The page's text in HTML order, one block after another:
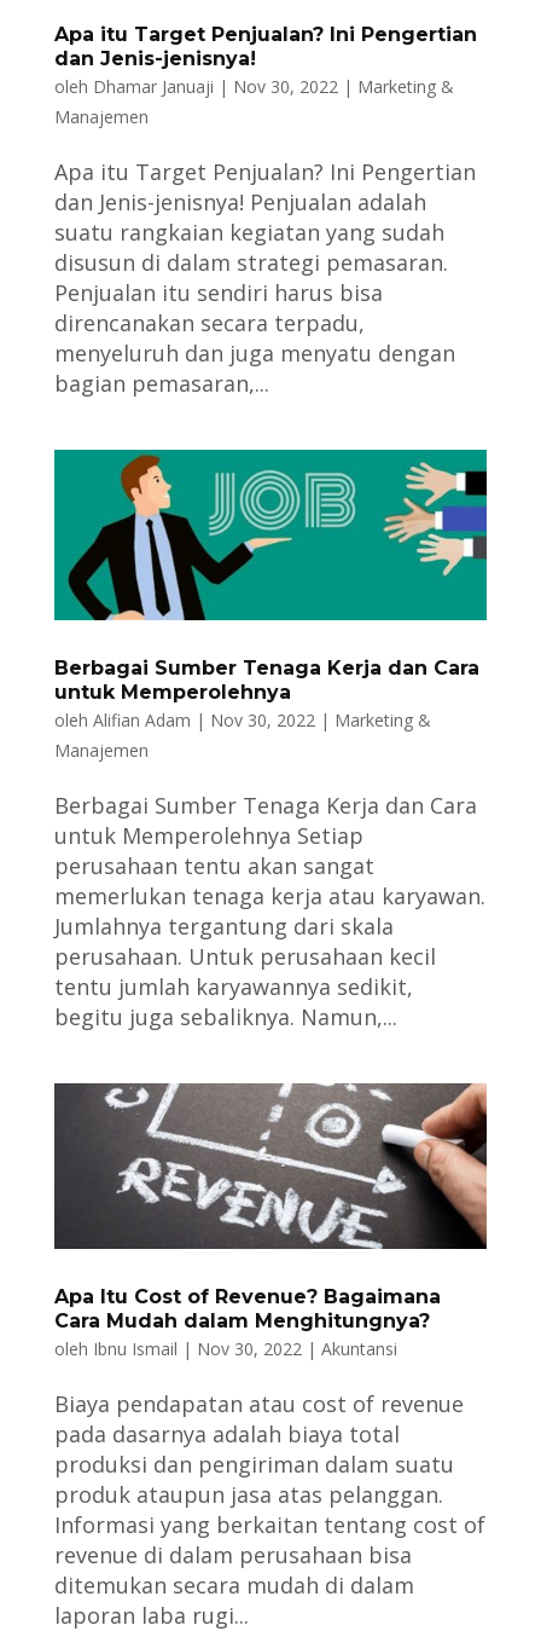
Apa itu Target Penjualan? Ini Pengertian
dan Jenis-jenisnya!
oleh Dhamar Januaji | Nov 30, 2022| Marketing &
Manajemen
Apa itu Target Penjualan? Ini Pengertian
dan Jenis-jenisnya! Penjualan adalah
suatu rangkaian kegiatan yang sudah
disusun di dalam strategi pemasaran.
Penjualan itu sendiri harus bisa
direncanakan secara terpadu,
menyeluruh dan juga menyatu dengan
bagian pemasaran,...
Berbagai Sumber Tenaga Kerja dan Cara
untuk Memperolehnya
oleh Alifian Adam | Nov 30, 2022| Marketing &
Manajemen
Berbagai Sumber Tenaga Kerja dan Cara
untuk Memperolehnya Setiap
perusahaan tentu akan sangat
memerlukan tenaga kerja atau karyawan.
Jumlahnya tergantung dari skala
perusahaan. Untuk perusahaan kecil
tentu jumlah karyawannya sedikit,
begitu juga sebaliknya. Namun,...
Apa Itu Cost of Revenue? Bagaimana
Cara Mudah dalam Menghitungnya?
oleh Ibnu Ismail | Nov 30, 2022| Akuntansi
Biaya pendapatan atau cost of revenue
pada dasarnya adalah biaya total
produksi dan pengiriman dalam suatu
produk ataupun jasa atas pelanggan.
Informasi yang berkaitan tentang cost of
revenue di dalam perusahaan bisa
ditemukan secara mudah di dalam
laporan laba rugi...